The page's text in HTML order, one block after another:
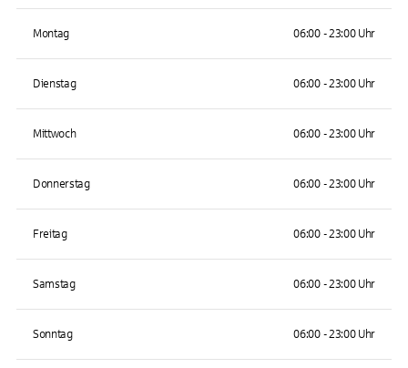
Montag 06:00 - 23:00 Uhr
Dienstag 06:00 - 23:00 Uhr
Mittwoch 06:00 - 23:00 Uhr
Donnerstag 06:00 - 23:00 Uhr
Freitag 06:00 - 23:00 Uhr
Samstag 06:00 - 23:00 Uhr
Sonntag 06:00 - 23:00 Uhr